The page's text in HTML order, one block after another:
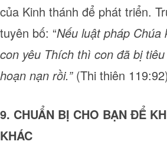
của Kinh thánh để phát triển.
tuyên bố: “Nếu luật pháp Chúa
con yêu Thích thì con đã bị
hoạn nạn rồi.”(Thi thiên
9. CHUẨN BỊ CHO BẠN ĐỂ
KHÁC